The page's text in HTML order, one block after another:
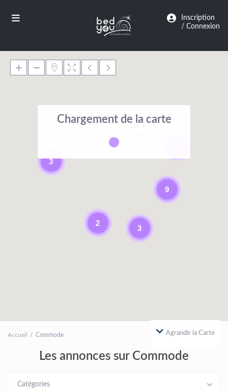
Inscription
/ Connexion
3
2
3
9
Chargement de la carte
Agrandir la Carte
Accueil Commode
Les annonces sur Commode
Catégories